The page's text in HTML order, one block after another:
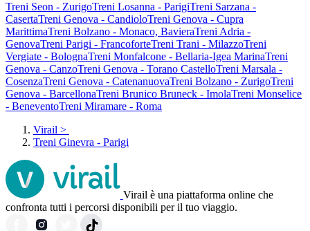
Treni Seon - ZurigoTreni Losanna - ParigiTreni Sarzana -
CasertaTreni Genova - CandioloTreni Genova - Cupra
MarittimaTreni Bolzano - Monaco, BavieraTreni Adria -
GenovaTreni Parigi - FrancoforteTreni Trani - MilazzoTreni
Vergiate - BolognaTreni Monfalcone - Bellaria-Igea MarinaTreni
Genova - CanzoTreni Genova - Torano CastelloTreni Marsala -
CosenzaTreni Genova - CatenanuovaTreni Bolzano - ZurigoTreni
Genova - BarcellonaTreni Brunico Bruneck - ImolaTreni Monselice
- BeneventoTreni Miramare - Roma
Virail >
Treni Ginevra - Parigi
Virail è una piattaforma online che
confronta tutti i percorsi disponibili per il tuo viaggio.